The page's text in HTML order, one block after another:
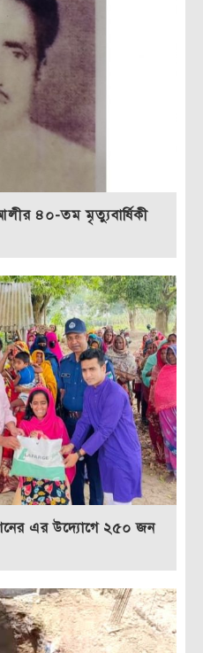
৪০-তম মৃত্যুবার্ষিকী
এর উদ্যোগে ২৫০ জন